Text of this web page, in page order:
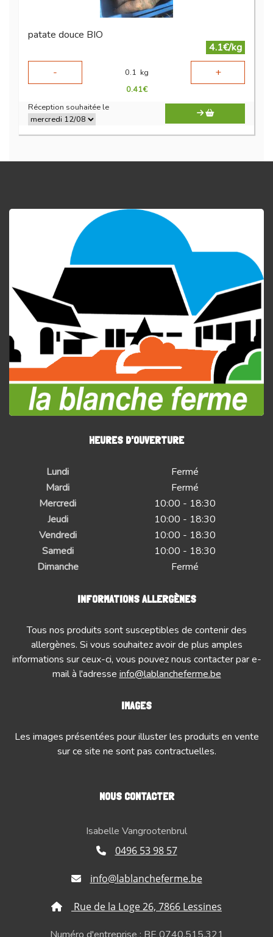
patate douce BIO
4.1€/kg
-
0.1 kg +
0.41€
Réception souhaitée le
HEURES D'OUVERTURE
Lundi
Fermé
Mardi
Fermé
Mercredi
10:00 - 18:30
Jeudi
10:00 - 18:30
Vendredi
10:00 - 18:30
Samedi
10:00 - 18:30
Dimanche
Fermé
INFORMATIONS ALLERGÈNES
Tous nos produits sont susceptibles de contenir des
allergènes. Si vous souhaitez avoir de plus amples
informations sur ceux-ci, vous pouvez nous contacter par e-
mail à l'adresse info@lablancheferme.be
IMAGES
Les images présentées pour illuster les produits en vente
sur ce site ne sont pas contractuelles.
NOUS CONTACTER
Isabelle Vangrootenbrul
0496 53 98 57
info@lablancheferme.be
Rue de la Loge 26, 7866 Lessines